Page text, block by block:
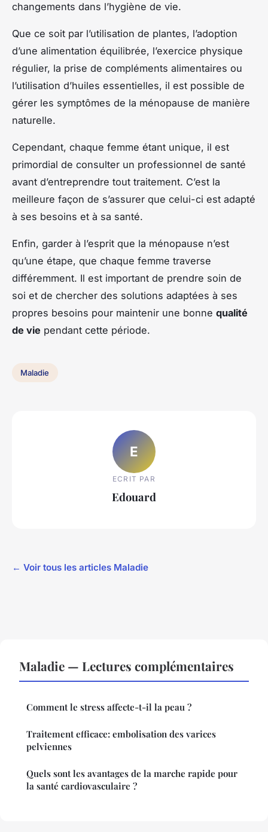
changements dans l’hygiène de vie.
Que ce soit par l’utilisation de plantes, l’adoption
d’une alimentation équilibrée, l’exercice physique
régulier, la prise de compléments alimentaires ou
l’utilisation d’huiles essentielles, il est possible de
gérer les symptômes de la ménopause de manière
naturelle.
Cependant, chaque femme étant unique, il est
primordial de consulter un professionnel de santé
avant d’entreprendre tout traitement. C’est la
meilleure façon de s’assurer que celui-ci est adapté
à ses besoins et à sa santé.
Enfin, garder à l’esprit que la ménopause n’est
qu’une étape, que chaque femme traverse
différemment. Il est important de prendre soin de
soi et de chercher des solutions adaptées à ses
propres besoins pour maintenir une bonne qualité
de vie pendant cette période.
Maladie
E
ECRIT PAR
Edouard
← Voir tous les articles Maladie
Maladie — Lectures complémentaires
Comment le stress affecte-t-il la peau ?
Traitement efficace: embolisation des varices
pelviennes
Quels sont les avantages de la marche rapide pour
la santé cardiovasculaire ?